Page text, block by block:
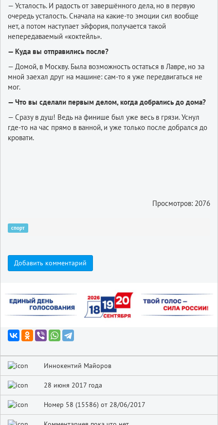
— Усталость. И радость от завершённого дела, но в первую
очередь усталость. Сначала на какие-то эмоции сил вообще
нет, а потом наступает эйфория, получается такой
непередаваемый «коктейль».
— Куда вы отправились после?
— Домой, в Москву. Была возможность остаться в Лавре, но за
мной заехал друг на машине: сам-то я уже передвигаться не
мог.
— Что вы сделали первым делом, когда добрались до дома?
— Сразу в душ! Ведь на финише был уже весь в грязи. Уснул
где-то на час прямо в ванной, и уже только после добрался до
кровати.
Просмотров: 2076
спорт
Добавить комментарий
Иннокентий Майоров
28 июня 2017 года
Номер 58 (15586) от 28/06/2017